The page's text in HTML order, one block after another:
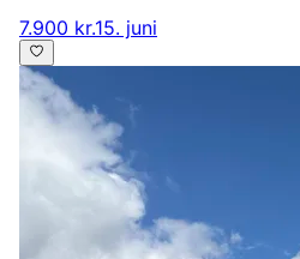
7.900 kr.15. juni